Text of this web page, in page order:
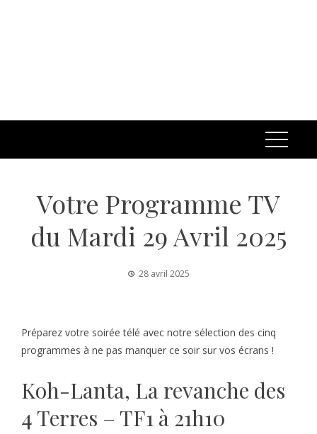
Votre Programme TV
du Mardi 29 Avril 2025
28 avril 2025
Préparez votre soirée télé avec notre sélection des cinq
programmes à ne pas manquer ce soir sur vos écrans !
Koh-Lanta, La revanche des
4 Terres – TF1 à 21h10